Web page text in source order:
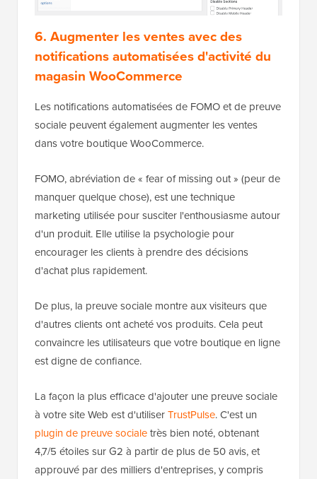
6. Augmenter les ventes avec des
notifications automatisées d'activité du
magasin WooCommerce
Les notifications automatisées de FOMO et de preuve
sociale peuvent également augmenter les ventes
dans votre boutique WooCommerce.
FOMO, abréviation de « fear of missing out » (peur de
manquer quelque chose), est une technique
marketing utilisée pour susciter l'enthousiasme autour
d'un produit. Elle utilise la psychologie pour
encourager les clients à prendre des décisions
d'achat plus rapidement.
De plus, la preuve sociale montre aux visiteurs que
d'autres clients ont acheté vos produits. Cela peut
convaincre les utilisateurs que votre boutique en ligne
est digne de confiance.
La façon la plus efficace d'ajouter une preuve sociale
à votre site Web est d'utiliserTrustPulse. C'est un
plugin de preuve socialetrès bien noté, obtenant
4,7/5 étoiles sur G2 à partir de plus de 50 avis, et
approuvé par des milliers d'entreprises, y compris